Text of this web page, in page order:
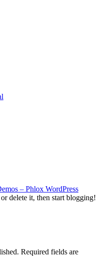
– Phlox WordPress
delete it, then start blogging!
Required fields are